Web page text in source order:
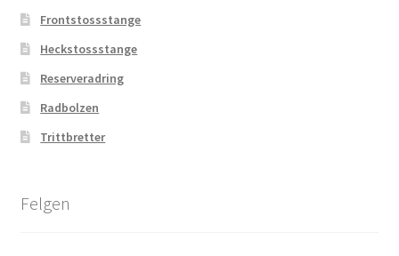
Frontstossstange
Heckstossstange
Reserveradring
Radbolzen
Trittbretter
Felgen